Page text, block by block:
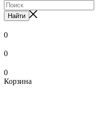
Найти
0
0
0
Корзина